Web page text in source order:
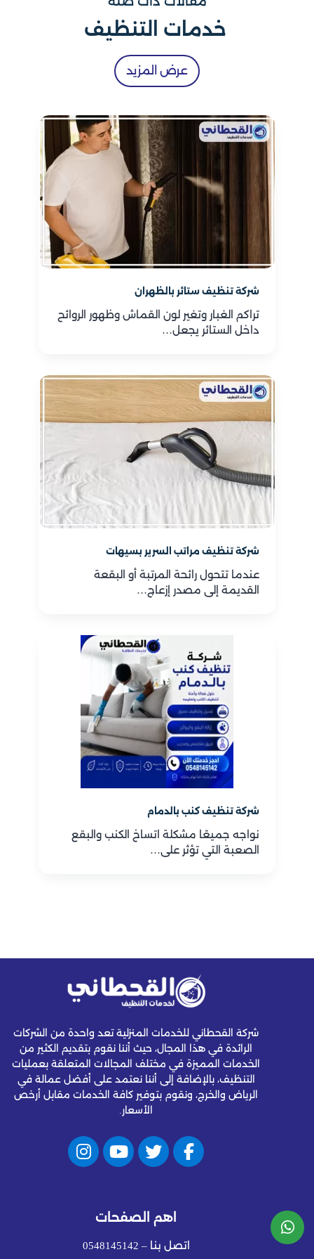
خدمات التنظيف
عرض المزيد
شركة تنظيف ستائر بالظهران
تراكم الغبار وتغير لون القماش وظهور الروائح
داخل الستائر يجعل…
شركة تنظيف مراتب السرير بسيهات
عندما تتحول رائحة المرتبة أو البقعة
القديمة إلى مصدر إزعاج…
شركة تنظيف كنب بالدمام
نواجه جميعًا مشكلة اتساخ الكنب والبقع
الصعبة التي تؤثر على…
شركة القحطاني للخدمات المنزلية تعد واحدة من الشركات
الرائدة في هذا المجال، حيث أننا نقوم بتقديم الكثير من
الخدمات المميزة في مختلف المجالات المتعلقة بعمليات
التنظيف، بالإضافة إلى أننا نعتمد على أفضل عمالة في
الرياض والخرج، ونقوم بتوفير كافة الخدمات مقابل أرخص
الأسعار.
اهم الصفحات
اتصل بنا – 0548145142